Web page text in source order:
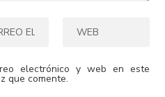
electrónico y web en este
que comente.